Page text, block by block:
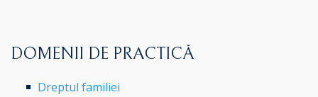
DOMENII DE PRACTICĂ
Dreptul familiei